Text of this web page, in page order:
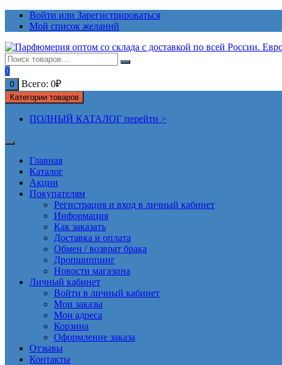
ПерейтиВойти или Зарегистрироваться
Мой список желаний
0
0 Всего: 0₽
Категории товаров
ПОЛНЫЙ КАТАЛОГ перейти >
Главная
Каталог
Акции
Покупателям
Регистрация и вход в личный кабинет
Информация
Как заказать
Доставка и оплата
Обмен / возврат брака
Дропшиппинг
Новости магазина
Личный кабинет
Войти в личный кабинет
Мои заказы
Мои адреса
Корзина
Оформление заказа
Отзывы
Контакты